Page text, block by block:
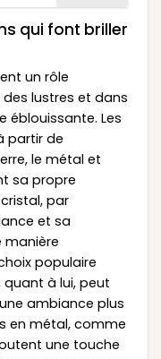
qui font briller
un rôle
lustres et dans
éblouissante. Les
partir de
le métal et
sa propre
par
et sa
manière
populaire
quant à lui, peut
ambiance plus
en métal, comme
une touche